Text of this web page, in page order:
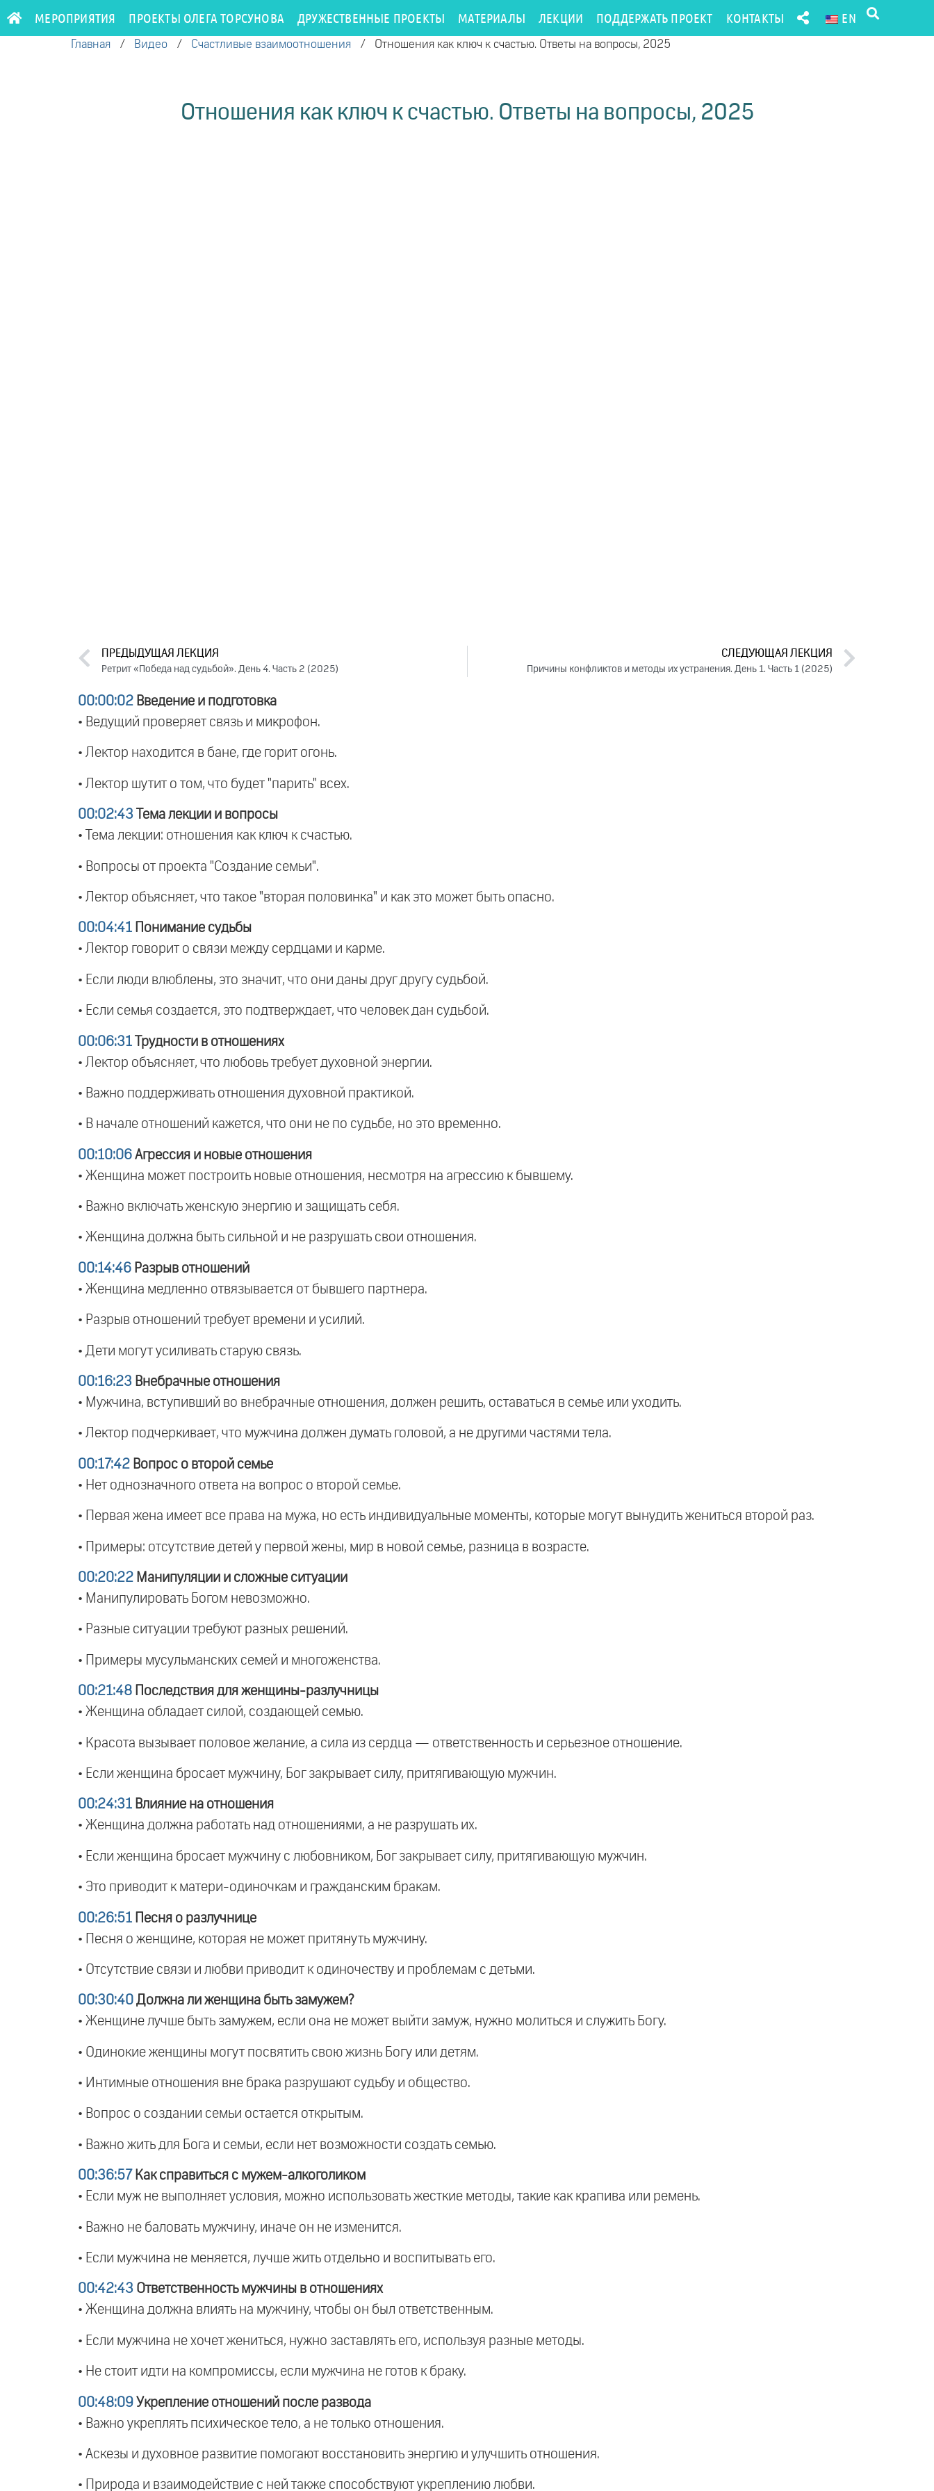
МЕРОПРИЯТИЯ ПРОЕКТЫ ОЛЕГА ТОРСУНОВА ДРУЖЕСТВЕННЫЕ ПРОЕКТЫ МАТЕРИАЛЫ ЛЕКЦИИ ПОДДЕРЖАТЬ ПРОЕКТ КОНТАКТЫ EN
Главная / Видео / Счастливые взаимоотношения / Отношения как ключ к счастью. Ответы на вопросы, 2025
Отношения как ключ к счастью. Ответы на вопросы, 2025
ПРЕДЫДУЩАЯ ЛЕКЦИЯ
Ретрит «Победа над судьбой». День 4. Часть 2 (2025)
СЛЕДУЮЩАЯ ЛЕКЦИЯ
Причины конфликтов и методы их устранения. День 1. Часть 1 (2025)
00:00:02 Введение и подготовка
• Ведущий проверяет связь и микрофон.
• Лектор находится в бане, где горит огонь.
• Лектор шутит о том, что будет "парить" всех.
00:02:43 Тема лекции и вопросы
• Тема лекции: отношения как ключ к счастью.
• Вопросы от проекта "Создание семьи".
• Лектор объясняет, что такое "вторая половинка" и как это может быть опасно.
00:04:41 Понимание судьбы
• Лектор говорит о связи между сердцами и карме.
• Если люди влюблены, это значит, что они даны друг другу судьбой.
• Если семья создается, это подтверждает, что человек дан судьбой.
00:06:31 Трудности в отношениях
• Лектор объясняет, что любовь требует духовной энергии.
• Важно поддерживать отношения духовной практикой.
• В начале отношений кажется, что они не по судьбе, но это временно.
00:10:06 Агрессия и новые отношения
• Женщина может построить новые отношения, несмотря на агрессию к бывшему.
• Важно включать женскую энергию и защищать себя.
• Женщина должна быть сильной и не разрушать свои отношения.
00:14:46 Разрыв отношений
• Женщина медленно отвязывается от бывшего партнера.
• Разрыв отношений требует времени и усилий.
• Дети могут усиливать старую связь.
00:16:23 Внебрачные отношения
• Мужчина, вступивший во внебрачные отношения, должен решить, оставаться в семье или уходить.
• Лектор подчеркивает, что мужчина должен думать головой, а не другими частями тела.
00:17:42 Вопрос о второй семье
• Нет однозначного ответа на вопрос о второй семье.
• Первая жена имеет все права на мужа, но есть индивидуальные моменты, которые могут вынудить жениться второй раз.
• Примеры: отсутствие детей у первой жены, мир в новой семье, разница в возрасте.
00:20:22 Манипуляции и сложные ситуации
• Манипулировать Богом невозможно.
• Разные ситуации требуют разных решений.
• Примеры мусульманских семей и многоженства.
00:21:48 Последствия для женщины-разлучницы
• Женщина обладает силой, создающей семью.
• Красота вызывает половое желание, а сила из сердца — ответственность и серьезное отношение.
• Если женщина бросает мужчину, Бог закрывает силу, притягивающую мужчин.
00:24:31 Влияние на отношения
• Женщина должна работать над отношениями, а не разрушать их.
• Если женщина бросает мужчину с любовником, Бог закрывает силу, притягивающую мужчин.
• Это приводит к матери-одиночкам и гражданским бракам.
00:26:51 Песня о разлучнице
• Песня о женщине, которая не может притянуть мужчину.
• Отсутствие связи и любви приводит к одиночеству и проблемам с детьми.
00:30:40 Должна ли женщина быть замужем?
• Женщине лучше быть замужем, если она не может выйти замуж, нужно молиться и служить Богу.
• Одинокие женщины могут посвятить свою жизнь Богу или детям.
• Интимные отношения вне брака разрушают судьбу и общество.
• Вопрос о создании семьи остается открытым.
• Важно жить для Бога и семьи, если нет возможности создать семью.
00:36:57 Как справиться с мужем-алкоголиком
• Если муж не выполняет условия, можно использовать жесткие методы, такие как крапива или ремень.
• Важно не баловать мужчину, иначе он не изменится.
• Если мужчина не меняется, лучше жить отдельно и воспитывать его.
00:42:43 Ответственность мужчины в отношениях
• Женщина должна влиять на мужчину, чтобы он был ответственным.
• Если мужчина не хочет жениться, нужно заставлять его, используя разные методы.
• Не стоит идти на компромиссы, если мужчина не готов к браку.
00:48:09 Укрепление отношений после развода
• Важно укреплять психическое тело, а не только отношения.
• Аскезы и духовное развитие помогают восстановить энергию и улучшить отношения.
• Природа и взаимодействие с ней также способствуют укреплению любви.